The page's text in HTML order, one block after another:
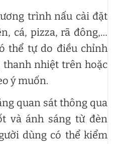
trình nấu cài đặt
cá, pizza, rã đông,…
thể tự do điều chỉnh
thanh nhiệt trên hoặc
ý muốn.
quan sát thông qua
và ánh sáng từ đèn
dùng có thể kiểm